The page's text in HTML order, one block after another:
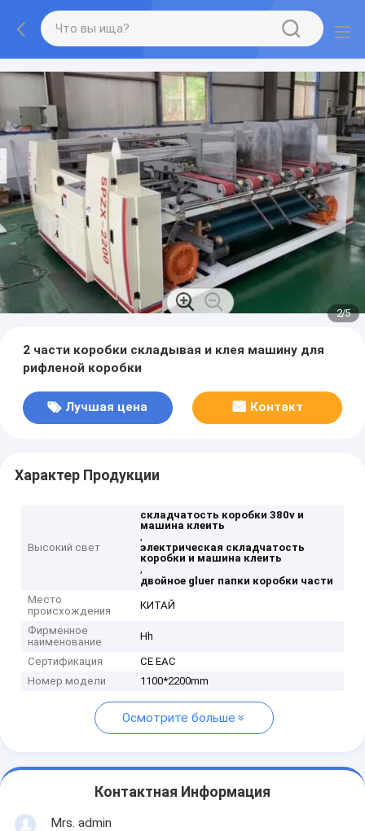
2/5
2 части коробки складывая и клея машину для
рифленой коробки
Лучшая цена Контакт
Характер Продукции
Высокий свет
складчатость коробки 380v и
машина клеить
,
электрическая складчатость
коробки и машина клеить
,
двойное gluer папки коробки части
Место
происхождения
КИТАЙ
Фирменное
наименование
Hh
Сертификация
CE EAC
Номер модели
1100*2200mm
Осмотрите больше
Контактная Информация
Mrs. admin